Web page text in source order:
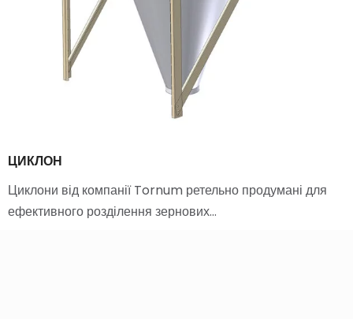
ЦИКЛОН
Циклони від компанії Tornum ретельно продумані для
ефективного розділення зернових…